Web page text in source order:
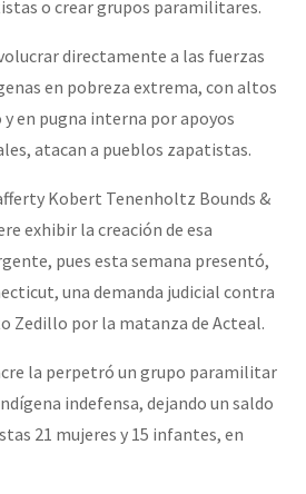
o crear grupos paramilitares.
directamente a las fuerzas
en pobreza extrema, con altos
en pugna interna por apoyos
atacan a pueblos zapatistas.
Kobert Tenenholtz Bounds &
exhibir la creación de esa
pues esta semana presentó,
una demanda judicial contra
Zedillo por la matanza de Acteal.
la perpetró un grupo paramilitar
indefensa, dejando un saldo
21 mujeres y 15 infantes, en